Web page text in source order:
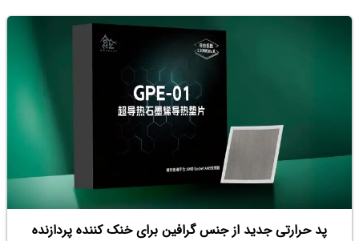
بیفتید.
پد حرارتی جدید از جنس گرافین برای خنک کننده پردازنده